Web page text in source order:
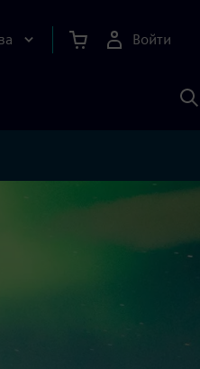
Войти